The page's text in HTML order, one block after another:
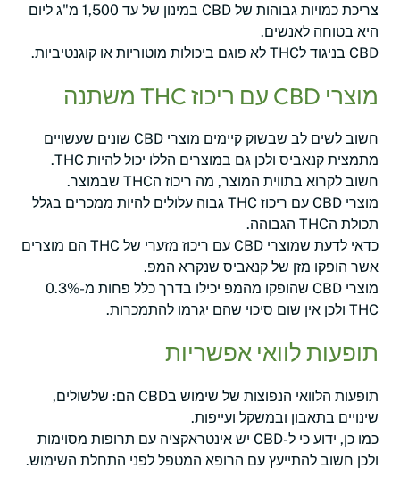
צריכת כמויות גבוהות של CBD במינון של עד 1,500 מ"ג ליום
היא בטוחה לאנשים.
CBD בניגוד לTHC לא פוגם ביכולות מוטוריות או קוגנטיביות.
מוצרי CBD עם ריכוז THC משתנה
חשוב לשים לב שבשוק קיימים מוצרי CBD שונים שעשויים
מתמצית קנאביס ולכן גם במוצרים הללו יכול להיות THC.
חשוב לקרוא בתווית המוצר, מה ריכוז הTHC שבמוצר.
מוצרי CBD עם ריכוז THC גבוה עלולים להיות ממכרים בגלל
תכולת הTHC הגבוהה.
כדאי לדעת שמוצרי CBD עם ריכוז מזערי של THC הם מוצרים
אשר הופקו מזן של קנאביס שנקרא המפ.
מוצרי CBD שהופקו מהמפ יכילו בדרך כלל פחות מ-0.3%
THC ולכן אין שום סיכוי שהם יגרמו להתמכרות.
תופעות לוואי אפשריות
תופעות הלוואי הנפוצות של שימוש בCBD הם: שלשולים,
שינויים בתאבון ובמשקל ועייפות.
כמו כן, ידוע כי ל-CBD יש אינטראקציה עם תרופות מסוימות
ולכן חשוב להתייעץ עם הרופא המטפל לפני התחלת השימוש.